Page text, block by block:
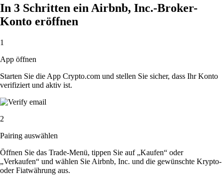
In 3 Schritten ein Airbnb, Inc.-Broker-
Konto eröffnen
1
App öffnen
Starten Sie die App Crypto.com und stellen Sie sicher, dass Ihr Konto
verifiziert und aktiv ist.
2
Pairing auswählen
Öffnen Sie das Trade-Menü, tippen Sie auf „Kaufen“ oder
„Verkaufen“ und wählen Sie Airbnb, Inc. und die gewünschte Krypto-
oder Fiatwährung aus.